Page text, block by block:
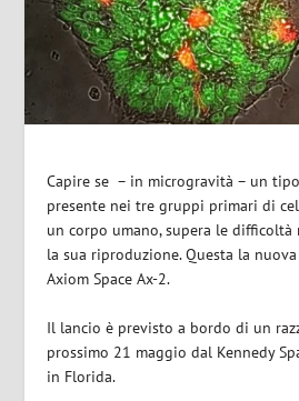
Capire se – in microgravità – un
presente nei tre gruppi primari di
un corpo umano, supera le difficoltà
la sua riproduzione. Questa la
Axiom Space Ax-2.
Il lancio è previsto a bordo di un
prossimo 21 maggio dal Kennedy
in Florida.